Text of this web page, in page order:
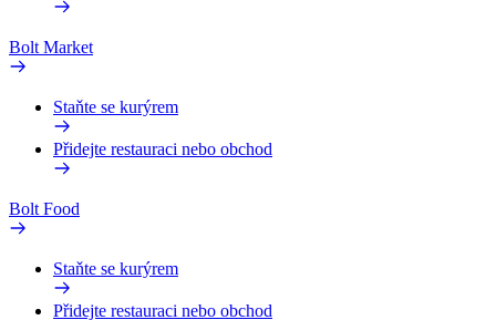
Bolt Market
Staňte se kurýrem
Přidejte restauraci nebo obchod
Bolt Food
Staňte se kurýrem
Přidejte restauraci nebo obchod